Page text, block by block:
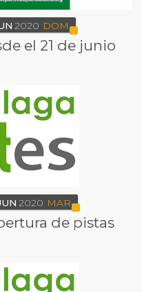
2020 DOM
el 21 de junio
2020 MAR
de pistas